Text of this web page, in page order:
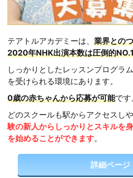
テアトルアカデミーは、 業界との
2020年NHK出演本数は圧倒的
しっかりとしたレッスンプログラ
を受けられる環境にあります。
0歳の赤ちゃんから応募が可能です
どのスクールも駅からアクセスし
験の新人からしっかりとスキルを
を始めることができます。
詳細ページ